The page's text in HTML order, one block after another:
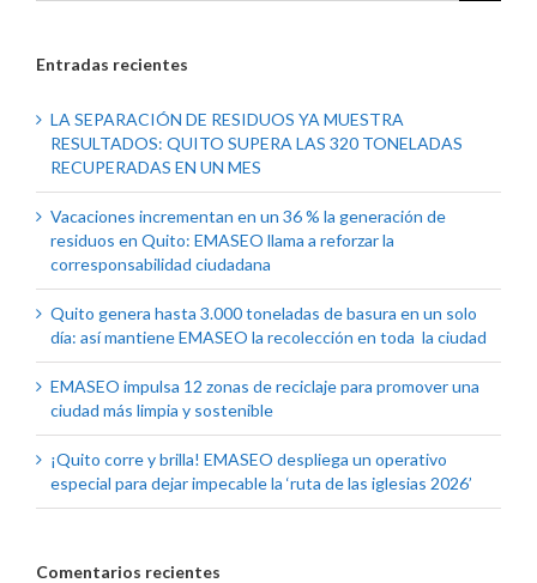
Entradas recientes
LA SEPARACIÓN DE RESIDUOS YA MUESTRA
RESULTADOS: QUITO SUPERA LAS 320 TONELADAS
RECUPERADAS EN UN MES
Vacaciones incrementan en un 36 % la generación de
residuos en Quito: EMASEO llama a reforzar la
corresponsabilidad ciudadana
Quito genera hasta 3.000 toneladas de basura en un solo
día: así mantiene EMASEO la recolección en toda la ciudad
EMASEO impulsa 12 zonas de reciclaje para promover una
ciudad más limpia y sostenible
¡Quito corre y brilla! EMASEO despliega un operativo
especial para dejar impecable la ‘ruta de las iglesias 2026’
Comentarios recientes